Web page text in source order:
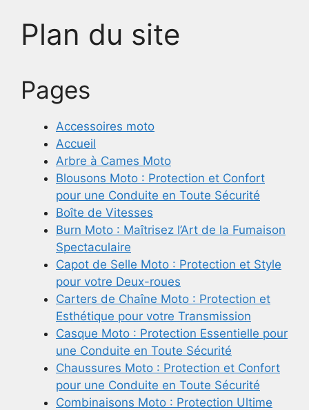
Plan du site
Pages
Accessoires moto
Accueil
Arbre à Cames Moto
Blousons Moto : Protection et Confort
pour une Conduite en Toute Sécurité
Boîte de Vitesses
Burn Moto : Maîtrisez l’Art de la Fumaison
Spectaculaire
Capot de Selle Moto : Protection et Style
pour votre Deux-roues
Carters de Chaîne Moto : Protection et
Esthétique pour votre Transmission
Casque Moto : Protection Essentielle pour
une Conduite en Toute Sécurité
Chaussures Moto : Protection et Confort
pour une Conduite en Toute Sécurité
Combinaisons Moto : Protection Ultime